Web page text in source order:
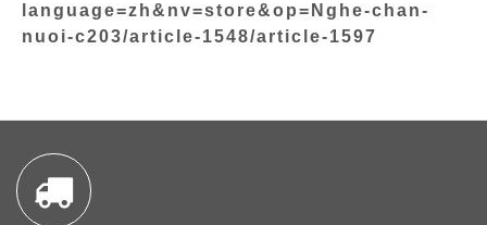
language=zh&nv=store&op=Nghe-chan-
nuoi-c203/article-1548/article-1597